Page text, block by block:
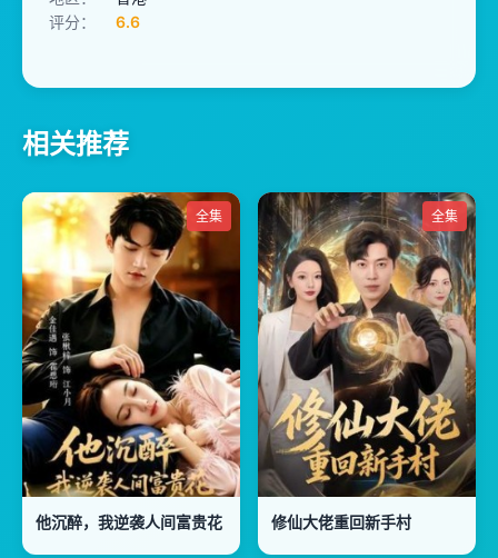
评分：
6.6
相关推荐
全集
他沉醉，我逆袭人间富贵花
全集
修仙大佬重回新手村